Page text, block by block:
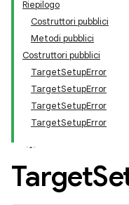
Riepilogo
Costruttori pubblici
Metodi pubblici
Costruttori pubblici
TargetSetupError
TargetSetupError
TargetSetupError
TargetSetupError
Target